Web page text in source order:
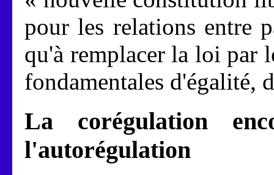
pour les relations entre
qu'à remplacer la loi par
fondamentales d'égalité,
La corégulation
l'autorégulation